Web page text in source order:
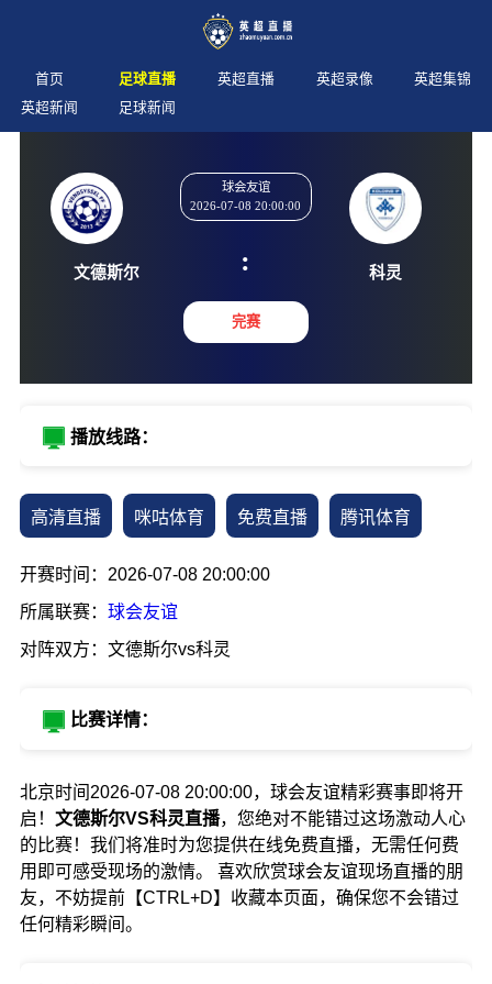
首页 足球直播 英超直播 英超录像
英超集锦
英超新闻
足球新闻
:
播放线路：
高清直播 咪咕体育 免费直播 腾讯体育
开赛时间：2026-07-08 20:00:00
所属联赛： 球会友谊
对阵双方：文德斯尔vs科灵
比赛详情：
北京时间2026-07-08 20:00:00，球会友谊精彩赛事即将开
启！ 文德斯尔VS科灵直播，您绝对不能错过这场激动人心
的比赛！我们将准时为您提供在线免费直播，无需任何费
用即可感受现场的激情。 喜欢欣赏球会友谊现场直播的朋
友，不妨提前【CTRL+D】收藏本页面，确保您不会错过
任何精彩瞬间。